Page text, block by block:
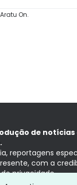
On.
de
reportagens
com a
privacidade